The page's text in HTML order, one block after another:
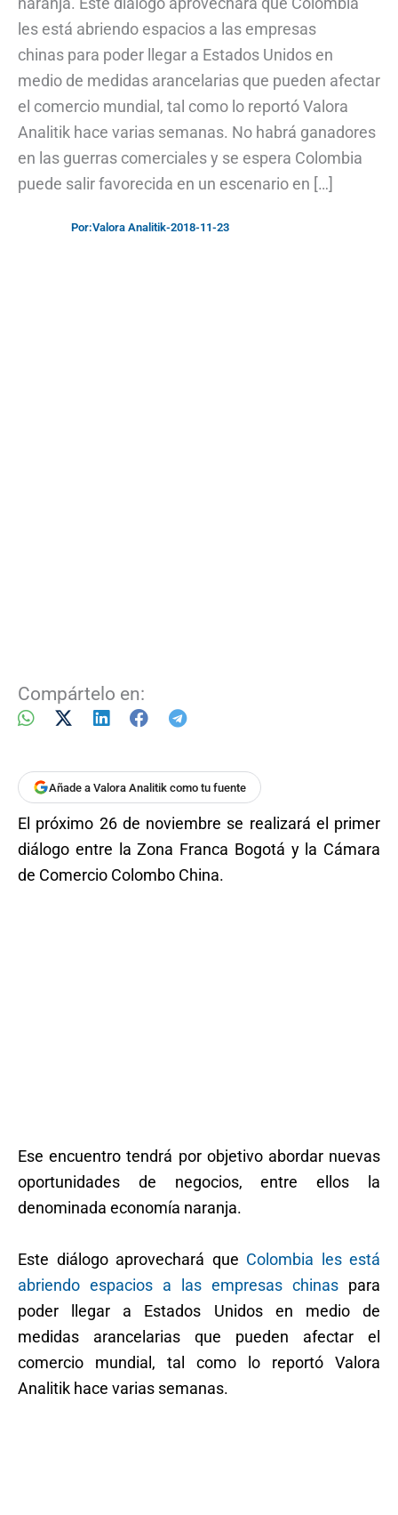
les está abriendo espacios a las empresas
chinas para poder llegar a Estados Unidos en
medio de medidas arancelarias que pueden afectar
el comercio mundial, tal como lo reportó Valora
Analitik hace varias semanas. No habrá ganadores
en las guerras comerciales y se espera Colombia
puede salir favorecida en un escenario en […]
Por:Valora Analitik-2018-11-23
Compártelo en:
Añade a Valora Analitik como tu fuente
El próximo 26 de noviembre se realizará el primer
diálogo entre la Zona Franca Bogotá y la Cámara
de Comercio Colombo China.
Ese encuentro tendrá por objetivo abordar nuevas
oportunidades de negocios, entre ellos la
denominada economía naranja.
Este diálogo aprovechará que Colombia les está
abriendo espacios a las empresas chinas para
poder llegar a Estados Unidos en medio de
medidas arancelarias que pueden afectar el
comercio mundial, tal como lo reportó Valora
Analitik hace varias semanas.